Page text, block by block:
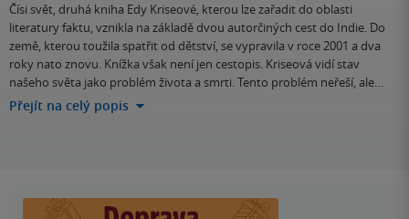
Čísi svět, druhá kniha Edy Kriseové, kterou lze zařadit do oblasti
literatury faktu, vznikla na základě dvou autorčiných cest do Indie. Do
země, kterou toužila spatřit od dětství, se vypravila v roce 2001 a dva
roky nato znovu. Knížka však není jen cestopis. Kriseová vidí stav
našeho světa jako problém života a smrti. Tento problém neřeší, ale…
Přejít na celý popis